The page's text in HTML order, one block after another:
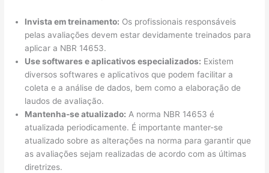
Invista em treinamento: Os profissionais responsáveis
pelas avaliações devem estar devidamente treinados para
aplicar a NBR 14653.
Use softwares e aplicativos especializados: Existem
diversos softwares e aplicativos que podem facilitar a
coleta e a análise de dados, bem como a elaboração de
laudos de avaliação.
Mantenha-se atualizado: A norma NBR 14653 é
atualizada periodicamente. É importante manter-se
atualizado sobre as alterações na norma para garantir que
as avaliações sejam realizadas de acordo com as últimas
diretrizes.